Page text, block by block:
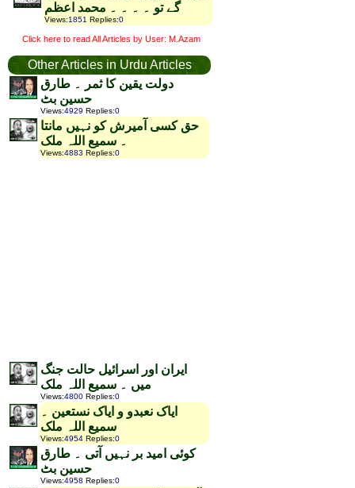
گے تو ۔ ۔ ۔ ۔ محمد اعظم
Views:1851 Replies:0
Click here to read All Articles by User: M.Azam
Other Articles in Urdu Articles
دولت یقین کا ثمر ۔ طارق
حسین بٹ
Views:4929 Replies:0
حق کسی آمیرش کو نہیں مانتا
۔ سمیع اللہ ملک
Views:4883 Replies:0
ایران اور اسرائیل حالت جنگ
میں ۔ سمیع اللہ ملک
Views:4800 Replies:0
ایاک نعبدو و ایاک نستعین ۔
سمیع اللہ ملک
Views:4954 Replies:0
کوئی امید بر نہیں آتی ۔ طارق
حسین بٹ
Views:4958 Replies:0